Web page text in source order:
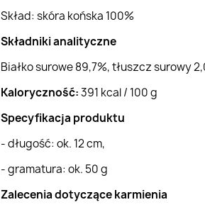
Skład: skóra końska 100%
Składniki analityczne
Białko surowe 89,7%, tłuszcz surowy
Kaloryczność:391 kcal / 100 g
Specyfikacja produktu
- długość: ok. 12 cm,
- gramatura: ok. 50 g
Zalecenia dotyczące karmienia